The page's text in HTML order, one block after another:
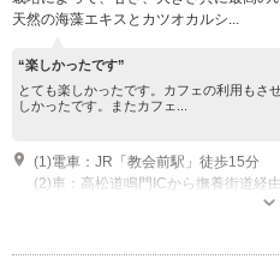
天然の海藻エキスとカツオカルシ...
“楽しかったです”
とても楽しかったです。カフェの利用もさ
しかったです。またカフェ...
(1)電車：JR「教会前駅」徒歩15分
(2)車：高松道鳴門ICから撫養街道経
開催：いちご狩り開催予定：1月上
10：00～17：00（入園は16：00